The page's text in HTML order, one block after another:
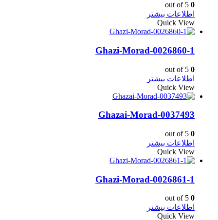
0
اطلاعات بیشتر
Quick View
Ghazi-Morad-0026860-1
0
اطلاعات بیشتر
Quick View
Ghazai-Morad-0037493
0
اطلاعات بیشتر
Quick View
Ghazi-Morad-0026861-1
0
اطلاعات بیشتر
Quick View